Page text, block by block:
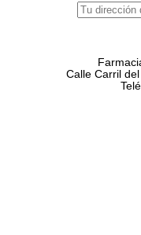
Calle Carril